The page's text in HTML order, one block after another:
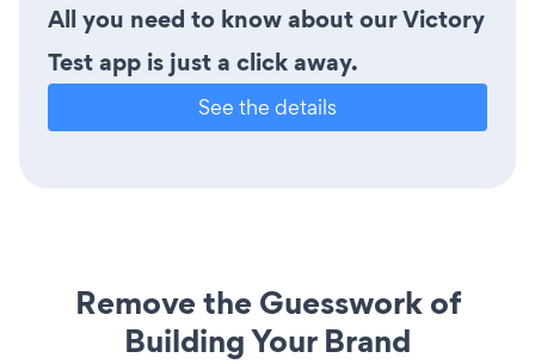
All you need to know about our Victory
Test app is just a click away.
See the details
Remove the Guesswork of
Building Your Brand